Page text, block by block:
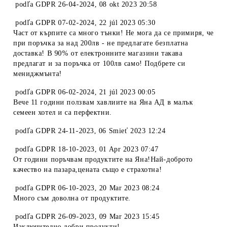
podľaGDPR 26-04-2024, 08 okt 2023 20:58
podľaGDPR 07-02-2024, 22 júl 2023 05:30
Част от кърпите са много тънки! Не мога да се примиря, че
при поръчка за над 200лв - не предлагате безплатна
доставка! В 90% от електронните магазини такава
предлагат и за поръчка от 100лв само! Подбрете си
мениджмънта!
podľaGDPR 06-02-2024, 21 júl 2023 00:05
Вече 11 години ползвам хавлиите на Яна АД в малък
семеен хотел и са перфектни.
podľaGDPR 24-11-2023, 06 Smieť 2023 12:24
podľaGDPR 18-10-2023, 01 Apr 2023 07:47
От години поръчвам продуктите на Яна!Най-доброто
качество на пазара,цената също е страхотна!
podľaGDPR 06-10-2023, 20 Mar 2023 08:24
Много съм доволна от продуктите.
podľaGDPR 26-09-2023, 09 Mar 2023 15:45